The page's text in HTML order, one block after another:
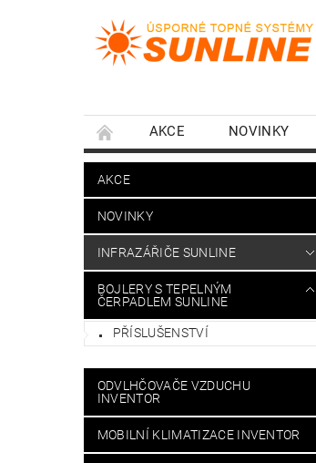
AKCE NOVINKY
AKCE
NOVINKY
INFRAZÁŘIČE SUNLINE
BOJLERY S TEPELNÝM
ČERPADLEM SUNLINE
PŘÍSLUŠENSTVÍ
ODVLHČOVAČE VZDUCHU
INVENTOR
MOBILNÍ KLIMATIZACE INVENTOR